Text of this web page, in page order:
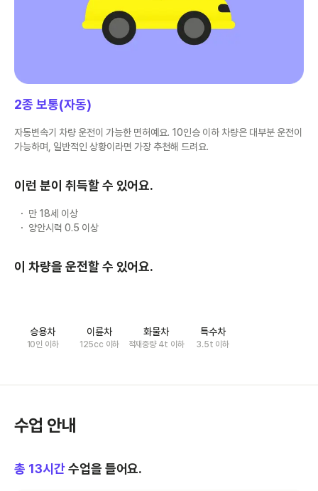
2종 보통(자동)
자동변속기 차량 운전이 가능한 면허예요. 10인승 이하 차량은 대부분 운전이
가능하며, 일반적인 상황이라면 가장 추천해 드려요.
이런 분이 취득할 수 있어요.
만 18세 이상
양안시력 0.5 이상
이 차량을 운전할 수 있어요.
승용차
10인 이하
이륜차
125cc 이하
화물차
적재중량 4t 이하
특수차
3.5t 이하
수업 안내
총 13시간 수업을 들어요.